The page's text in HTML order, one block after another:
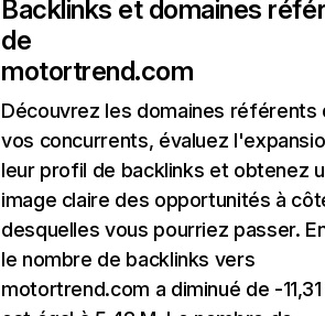
Backlinks et domaines
de
motortrend.com
Découvrez les domaines référents
vos concurrents, évaluez
leur profil de backlinks et obtenez
image claire des opportunités à
desquelles vous pourriez passer.
le nombre de backlinks vers
motortrend.com a diminué de -